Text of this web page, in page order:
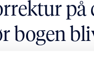
på
bogen